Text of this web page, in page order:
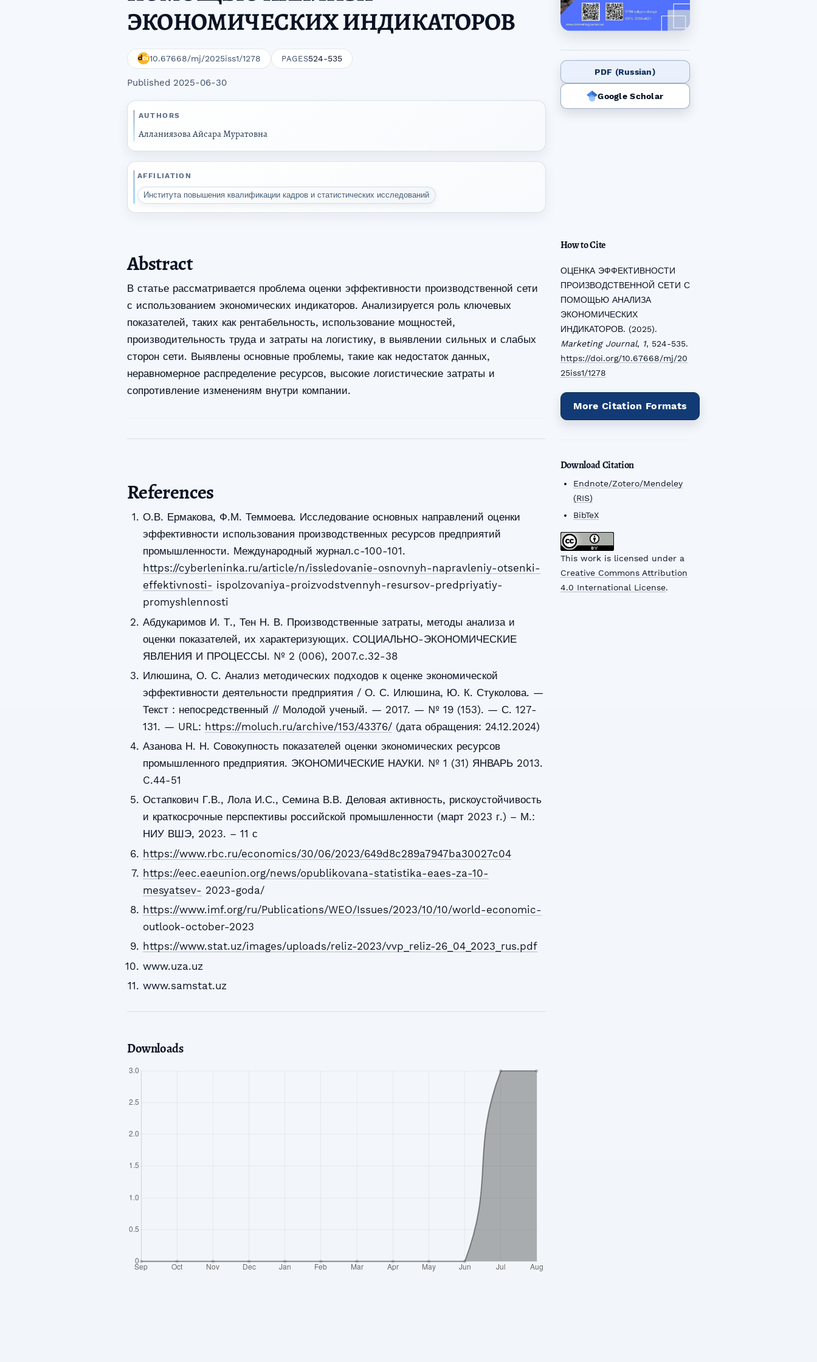
ЭКОНОМИЧЕСКИХ ИНДИКАТОРОВ
10.67668/mj/2025iss1/1278 PAGES524-535
Published 2025-06-30
AUTHORS
Алланиязова Айсара Муратовна
AFFILIATION
Института повышения квалификации кадров и статистических исследований
PDF (Russian)
Google Scholar
How to Cite
ОЦЕНКА ЭФФЕКТИВНОСТИ
ПРОИЗВОДСТВЕННОЙ СЕТИ С
ПОМОЩЬЮ АНАЛИЗА
ЭКОНОМИЧЕСКИХ
ИНДИКАТОРОВ. (2025).
Marketing Journal, 1, 524-535.
https://doi.org/10.67668/mj/20
25iss1/1278
More Citation Formats
Download Citation
Endnote/Zotero/Mendeley
(RIS)
BibTeX
This work is licensed under a
Creative Commons Attribution
4.0 International License.
Abstract
В статье рассматривается проблема оценки эффективности производственной сети
с использованием экономических индикаторов. Анализируется роль ключевых
показателей, таких как рентабельность, использование мощностей,
производительность труда и затраты на логистику, в выявлении сильных и слабых
сторон сети. Выявлены основные проблемы, такие как недостаток данных,
неравномерное распределение ресурсов, высокие логистические затраты и
сопротивление изменениям внутри компании.
References
О.В. Ермакова, Ф.М. Теммоева. Исследование основных направлений оценки
эффективности использования производственных ресурсов предприятий
промышленности. Международный журнал.c-100-101.
https://cyberleninka.ru/article/n/issledovanie-osnovnyh-napravleniy-otsenki-
effektivnosti- ispolzovaniya-proizvodstvennyh-resursov-predpriyatiy-
promyshlennosti
Абдукаримов И. Т., Тен Н. В. Производственные затраты, методы анализа и
оценки показателей, их характеризующих. СОЦИАЛЬНО-ЭКОНОМИЧЕСКИЕ
ЯВЛЕНИЯ И ПРОЦЕССЫ. № 2 (006), 2007.c.32-38
Илюшина, О. С. Анализ методических подходов к оценке экономической
эффективности деятельности предприятия / О. С. Илюшина, Ю. К. Стуколова. —
Текст : непосредственный // Молодой ученый. — 2017. — № 19 (153). — С. 127-
131. — URL: https://moluch.ru/archive/153/43376/(дата обращения: 24.12.2024)
Азанова Н. Н. Совокупность показателей оценки экономических ресурсов
промышленного предприятия. ЭКОНОМИЧЕСКИЕ НАУКИ. № 1 (31) ЯНВАРЬ 2013.
C.44-51
Остапкович Г.В., Лола И.С., Семина В.В. Деловая активность, рискоустойчивость
и краткосрочные перспективы российской промышленности (март 2023 г.) – М.:
НИУ ВШЭ, 2023. – 11 с
https://www.rbc.ru/economics/30/06/2023/649d8c289a7947ba30027c04
https://eec.eaeunion.org/news/opublikovana-statistika-eaes-za-10-
mesyatsev- 2023-goda/
https://www.imf.org/ru/Publications/WEO/Issues/2023/10/10/world-economic-
outlook-october-2023
https://www.stat.uz/images/uploads/reliz-2023/vvp_reliz-26_04_2023_rus.pdf
www.uza.uz
www.samstat.uz
Downloads